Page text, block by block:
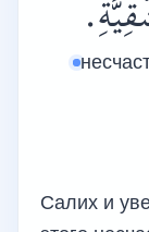
Салих и